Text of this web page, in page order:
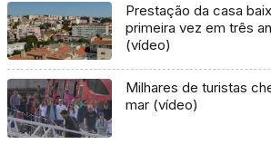
Prestação da casa
primeira vez em três
(vídeo)
Milhares de turistas
mar (vídeo)